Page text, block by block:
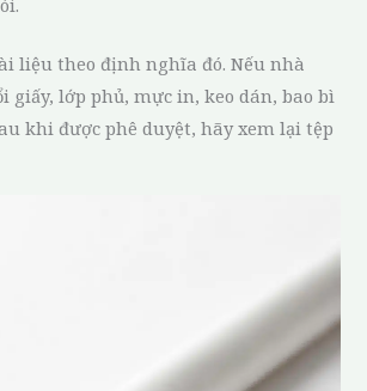
liệu theo định nghĩa đó. Nếu nhà
giấy, lớp phủ, mực in, keo dán, bao bì
khi được phê duyệt, hãy xem lại tệp